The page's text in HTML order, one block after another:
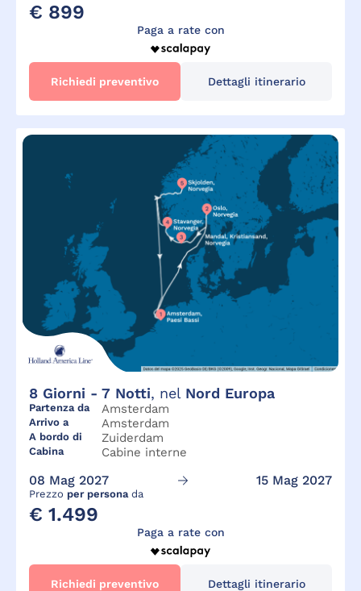
€ 899
Paga a rate con
Richiedi preventivo Dettagli itinerario
8 Giorni - 7 Notti, nel Nord Europa
Partenza da Amsterdam
Arrivo a Amsterdam
A bordo di Zuiderdam
Cabina Cabine interne
08 Mag 2027 15 Mag 2027
Prezzo per personada
€ 1.499
Paga a rate con
Richiedi preventivo Dettagli itinerario